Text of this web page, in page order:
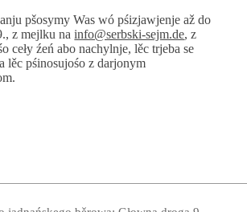
pšosymy Was wó pśizjawjenje až do
z mejlku nainfo@serbski-sejm.de, z
ceły źeń abo nachylnje, lěc trjeba se
lěc pśinosujośo z darjonym